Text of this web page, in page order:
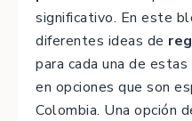
significativo. En este
diferentes ideas de
para cada una de
en opciones que son
Colombia. Una opción